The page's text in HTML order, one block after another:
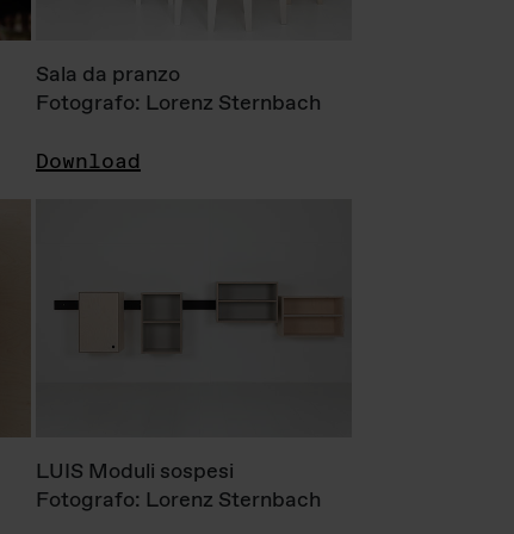
Sala da pranzo
Fotografo: Lorenz Sternbach
Download
LUIS Moduli sospesi
Fotografo: Lorenz Sternbach